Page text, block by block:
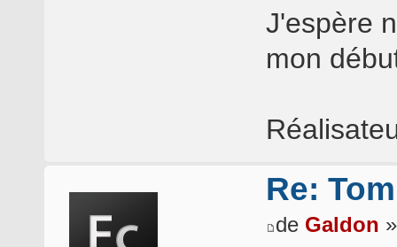
J'espère
mon
Re:
de Galdon